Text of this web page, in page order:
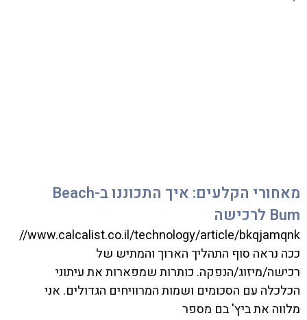
מאחורי הקלעים: איך התכוננו ב-Beach
Bum לרכישה
www.calcalist.co.il/technology/article/bkqjamqnk
ככה נראה סוף התהליך הארוך והמתיש של
רכישה/מיזוג/הנפקה. כותרות שמפארות את עיתוני
הכלכלה עם הסכומים ושמות המרוויחים הגדולים. אני
מלווה את ביץ' בם מספר